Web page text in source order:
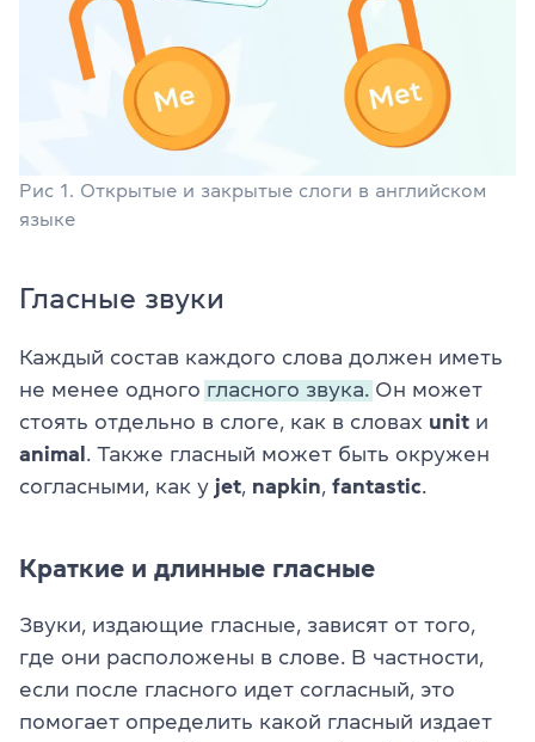
Рис 1. Открытые и закрытые слоги в английском
языке
Гласные звуки
Каждый состав каждого слова должен иметь
не менее одного гласного звука. Он может
стоять отдельно в слоге, как в словах unit и
animal . Также гласный может быть окружен
согласными, как у jet, napkin, fantastic.
Краткие и длинные гласные
Звуки, издающие гласные, зависят от того,
где они расположены в слове. В частности,
если после гласного идет согласный, это
помогает определить какой гласный издает